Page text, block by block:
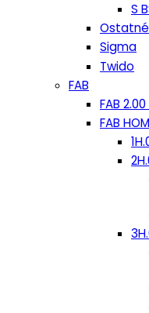
S
Ostatné
Sigma
Twido
FAB
FAB
FAB